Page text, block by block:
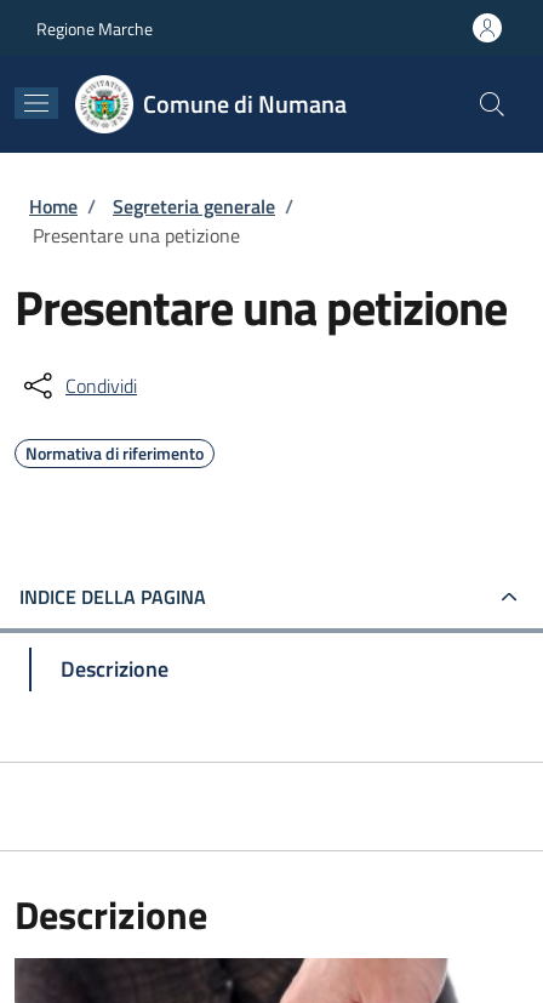
Regione Marche
Comune di Numana
Briciole di pane
Home / Segreteria generale /
Presentare una petizione
Presentare una petizione
Condividi
Normativa di riferimento
INDICE DELLA PAGINA
Descrizione
Descrizione